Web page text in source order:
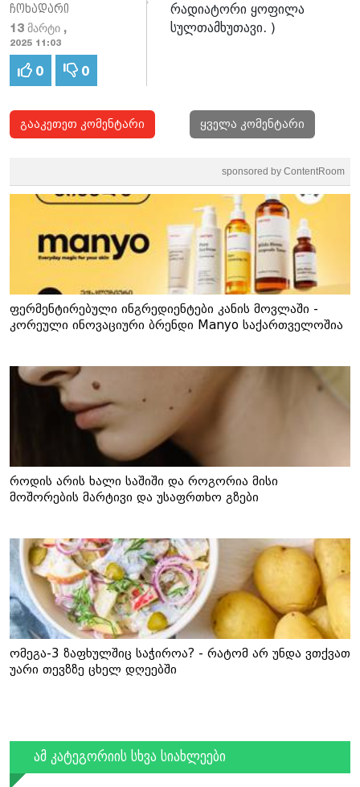
ჩოხადარი
13 მარტი ,
2025 11:03
0 0
რადიატორი ყოფილა
სულთამხუთავი. )
გააკეთეთ კომენტარი ყველა კომენტარი
sponsored by ContentRoom
ფერმენტირებული ინგრედიენტები კანის მოვლაში -
კორეული ინოვაციური ბრენდი Manyo საქართველოშია
როდის არის ხალი საშიში და როგორია მისი
მოშორების მარტივი და უსაფრთხო გზები
ომეგა-3 ზაფხულშიც საჭიროა? - რატომ არ უნდა ვთქვათ
უარი თევზზე ცხელ დღეებში
ამ კატეგორიის სხვა სიახლეები